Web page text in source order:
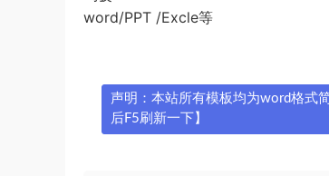
word/PPT /Excle等
声明：本站所有模板均为word格式
后F5刷新一下】